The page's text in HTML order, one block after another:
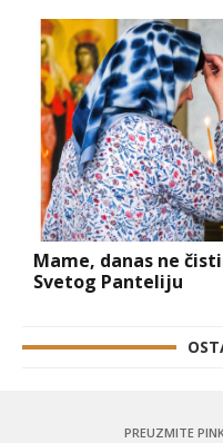
Mame, danas ne
Svetog Panteliju
PREUZMITE